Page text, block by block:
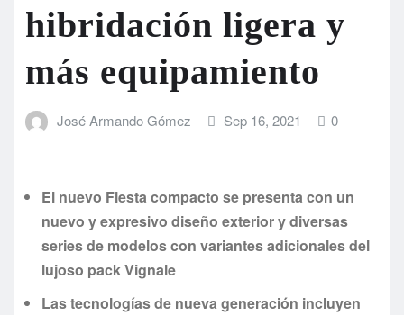
hibridación ligera y
más equipamiento
José Armando Gómez Sep 16, 2021 0
El nuevo Fiesta compacto se presenta con un
nuevo y expresivo diseño exterior y diversas
series de modelos con variantes adicionales del
lujoso pack Vignale
Las tecnologías de nueva generación incluyen